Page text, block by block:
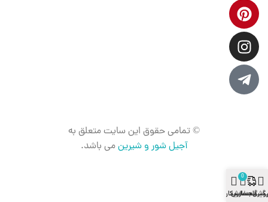
© تمامی حقوق این سایت متعلق به
آجیل شور و شیرینمی باشد.
بستن
سفارش
0
سبد خرید
حساب کاربری